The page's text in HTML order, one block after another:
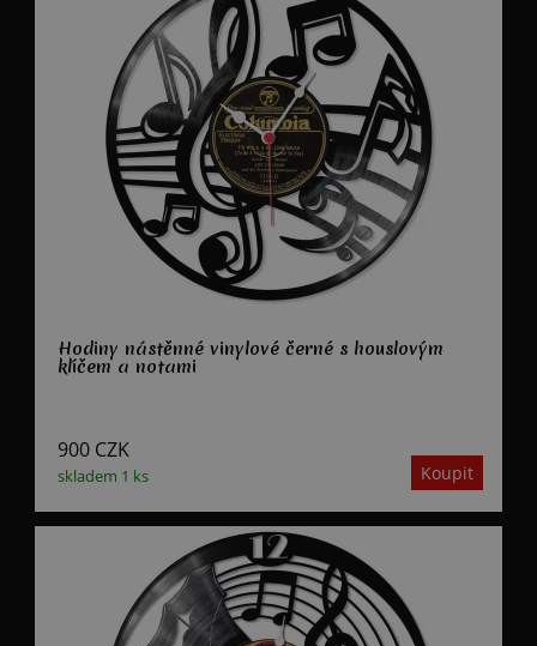
Hodiny nástěnné vinylové černé s houslovým
klíčem a notami
skladem 1 ks
900 CZK